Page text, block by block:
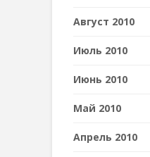
Август 2010
Июль 2010
Июнь 2010
Май 2010
Апрель 2010